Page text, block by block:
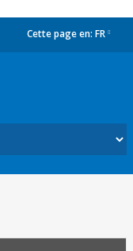
Cette page en: FR